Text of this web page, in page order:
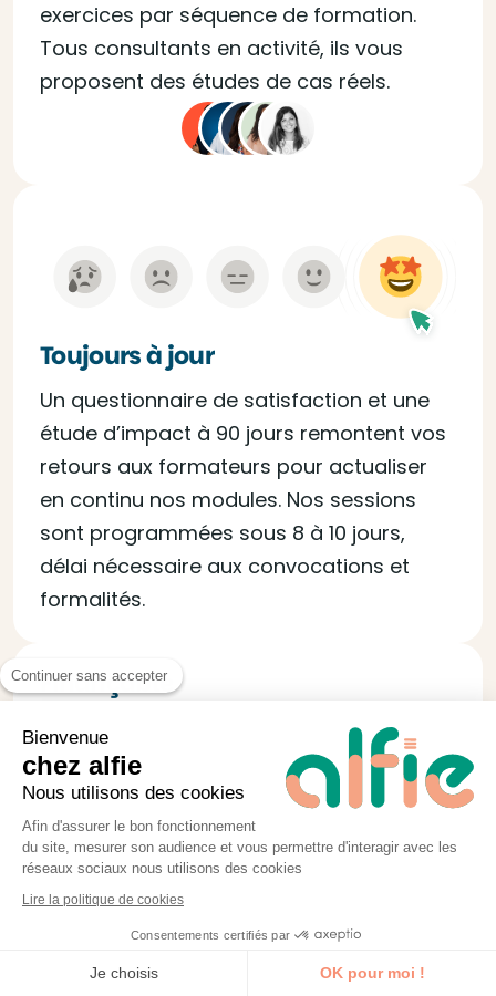
exercices par séquence de formation.
Tous consultants en activité, ils vous
proposent des études de cas réels.
Toujours à jour
Un questionnaire de satisfaction et une
étude d’impact à 90 jours remontent vos
retours aux formateurs pour actualiser
en continu nos modules. Nos sessions
sont programmées sous 8 à 10 jours,
délai nécessaire aux convocations et
formalités.
Finançable
Certifié QUALIOPI, alfie vous permet de
faire financer votre formation jusqu’à
100% via les OPCO et vous fournit tous les
documents nécessaires à la demande.
Continuer sans accepter
Bienvenue
chez alfie
Nous utilisons des cookies
Afin d'assurer le bon fonctionnement
du site, mesurer son audience et vous permettre d'interagir avec les
réseaux sociaux nous utilisons des cookies
Lire la politique de cookies
Consentements certifiés par
Je choisis OK pour moi !